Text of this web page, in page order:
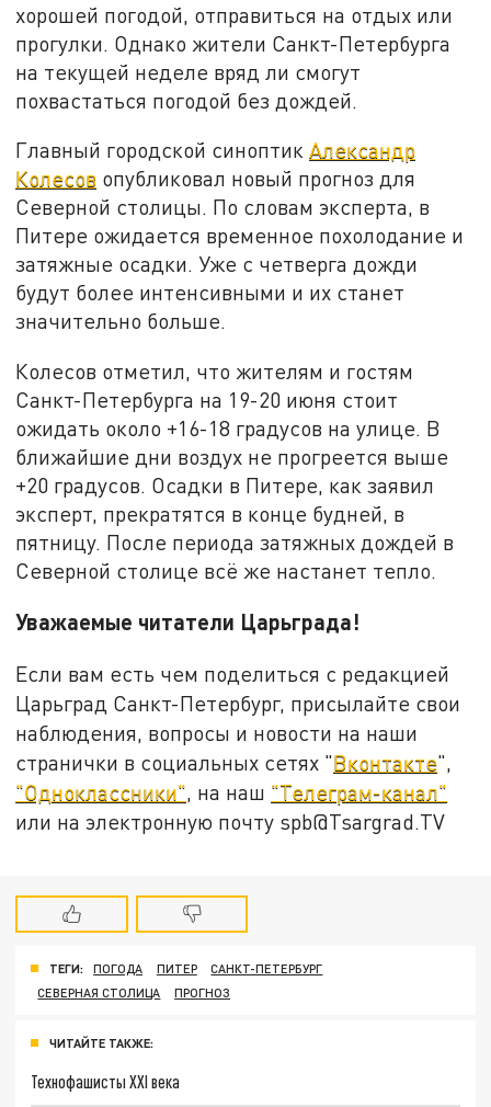
хорошей погодой, отправиться на отдых или
прогулки. Однако жители Санкт-Петербурга
на текущей неделе вряд ли смогут
похвастаться погодой без дождей.
Главный городской синоптикАлександр
Колесов опубликовал новый прогноз для
Северной столицы. По словам эксперта, в
Питере ожидается временное похолодание и
затяжные осадки. Уже с четверга дожди
будут более интенсивными и их станет
значительно больше.
Колесов отметил, что жителям и гостям
Санкт-Петербурга на 19-20 июня стоит
ожидать около +16-18 градусов на улице. В
ближайшие дни воздух не прогреется выше
+20 градусов. Осадки в Питере, как заявил
эксперт, прекратятся в конце будней, в
пятницу. После периода затяжных дождей в
Северной столице всё же настанет тепло.
Уважаемые читатели Царьграда!
Если вам есть чем поделиться с редакцией
Царьград Санкт-Петербург, присылайте свои
наблюдения, вопросы и новости на наши
странички в социальных сетях "Вконтакте",
"Одноклассники" , на наш "Телеграм-канал"
или на электронную почту spb@Tsargrad.TV
ТЕГИ: ПОГОДА ПИТЕР
САНКТ-ПЕТЕРБУРГ
СЕВЕРНАЯ СТОЛИЦА
ПРОГНОЗ
ЧИТАЙТЕ ТАКЖЕ:
Технофашисты XXI века